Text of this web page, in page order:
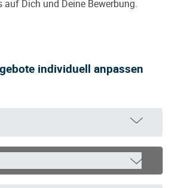
auf Dich und Deine Bewerbung.
individuell anpassen